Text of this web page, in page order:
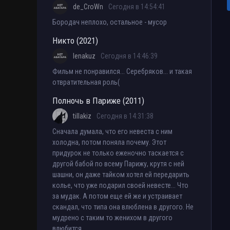
de_CroWn
Сегодня в 14:54:41
Бородач неплохо, остальное - мусор
Никто (2021)
lenakuz
Сегодня в 14:46:39
Фильм не понравился... Серебряков... и такая
отвратительная роль(
Полночь в Париже (2011)
tillakiz
Сегодня в 14:31:38
Сначала думала, что его невеста с ним
холодна, потом поняла почему. Этот
придурок не только еженочно таскается с
другой бабой по всему Парижу, крутя с ней
шашни, он даже тайком хотел ей передарить
колье, что уже подарил своей невесте... Что
за мудак. А потом еще ей же и устраивает
скандал, что типа она влюблена в другого. Не
мудрено с таким то женихом в другого